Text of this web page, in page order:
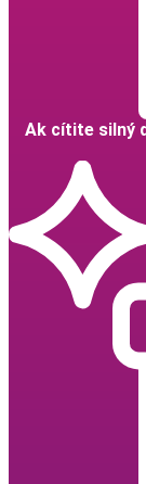
Ak cítite silný